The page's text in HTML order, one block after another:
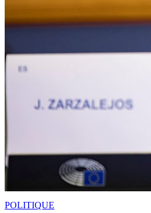
POLITIQUE